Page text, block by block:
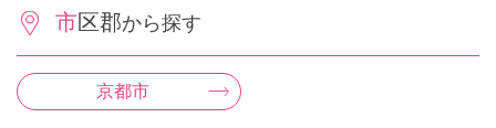
市区郡から探す
京都市